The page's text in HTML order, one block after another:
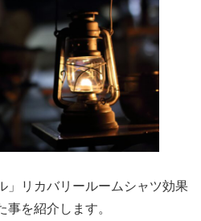
」リカバリールームシャツ効果
を紹介します。